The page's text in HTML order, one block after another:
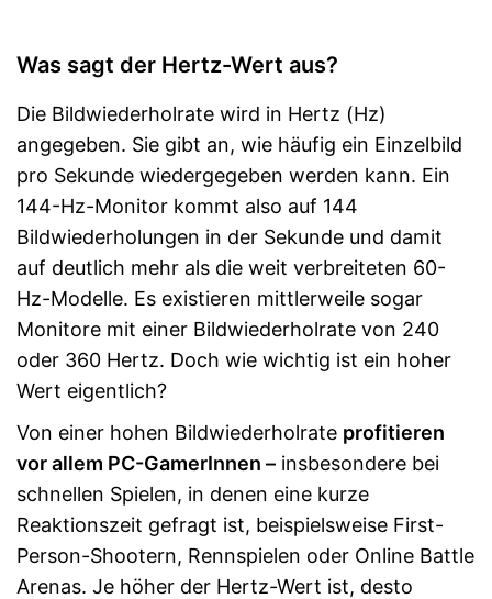
Was sagt der Hertz-Wert aus?
Die Bildwiederholrate wird in Hertz (Hz)
angegeben. Sie gibt an, wie häufig ein Einzelbild
pro Sekunde wiedergegeben werden kann. Ein
144-Hz-Monitor kommt also auf 144
Bildwiederholungen in der Sekunde und damit
auf deutlich mehr als die weit verbreiteten 60-
Hz-Modelle. Es existieren mittlerweile sogar
Monitore mit einer Bildwiederholrate von 240
oder 360 Hertz. Doch wie wichtig ist ein hoher
Wert eigentlich?
Von einer hohen Bildwiederholrate profitieren
vor allem PC-GamerInnen – insbesondere bei
schnellen Spielen, in denen eine kurze
Reaktionszeit gefragt ist, beispielsweise First-
Person-Shootern, Rennspielen oder Online Battle
Arenas. Je höher der Hertz-Wert ist, desto